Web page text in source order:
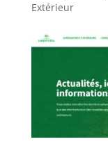
Extérieur